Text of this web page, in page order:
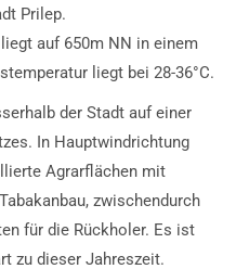
Prilep.
auf 650m NN in einem
liegt bei 28-36°C.
der Stadt auf einer
In Hauptwindrichtung
Agrarflächen mit
zwischendurch
für die Rückholer. Es ist
zu dieser Jahreszeit.